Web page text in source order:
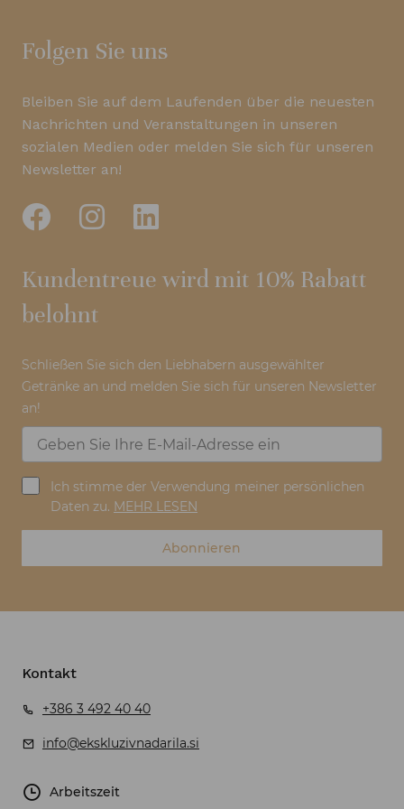
Folgen Sie uns
Bleiben Sie auf dem Laufenden über die neuesten
Nachrichten und Veranstaltungen in unseren
sozialen Medien oder melden Sie sich für unseren
Newsletter an!
Kundentreue wird mit 10% Rabatt
belohnt
Schließen Sie sich den Liebhabern ausgewählter
Getränke an und melden Sie sich für unseren Newsletter
an!
Ich stimme der Verwendung meiner persönlichen
Daten zu. MEHR LESEN
Abonnieren
Kontakt
+386 3 492 40 40
info@ekskluzivnadarila.si
Arbeitszeit